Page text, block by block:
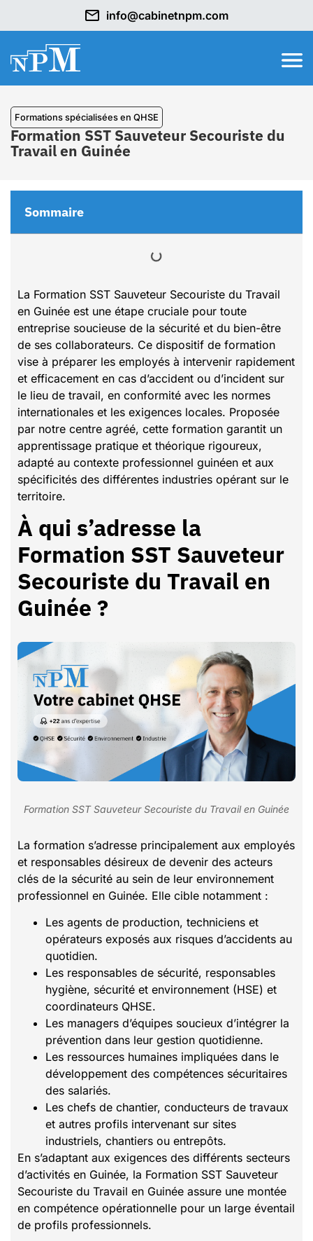
info@cabinetnpm.com
⁠Formations spécialisées en QHSE
Formation SST Sauveteur Secouriste du
Travail en Guinée
La Formation SST Sauveteur Secouriste du Travail
en Guinée est une étape cruciale pour toute
entreprise soucieuse de la sécurité et du bien-être
de ses collaborateurs. Ce dispositif de formation
vise à préparer les employés à intervenir rapidement
et efficacement en cas d’accident ou d’incident sur
le lieu de travail, en conformité avec les normes
internationales et les exigences locales. Proposée
par notre centre agréé, cette formation garantit un
apprentissage pratique et théorique rigoureux,
adapté au contexte professionnel guinéen et aux
spécificités des différentes industries opérant sur le
territoire.
À qui s’adresse la
Formation SST Sauveteur
Secouriste du Travail en
Guinée ?
Formation SST Sauveteur Secouriste du Travail en Guinée
La formation s’adresse principalement aux employés
et responsables désireux de devenir des acteurs
clés de la sécurité au sein de leur environnement
professionnel en Guinée. Elle cible notamment :
Les agents de production, techniciens et
opérateurs exposés aux risques d’accidents au
quotidien.
Les responsables de sécurité, responsables
hygiène, sécurité et environnement (HSE) et
coordinateurs QHSE.
Les managers d’équipes soucieux d’intégrer la
prévention dans leur gestion quotidienne.
Les ressources humaines impliquées dans le
développement des compétences sécuritaires
des salariés.
Les chefs de chantier, conducteurs de travaux
et autres profils intervenant sur sites
industriels, chantiers ou entrepôts.
En s’adaptant aux exigences des différents secteurs
d’activités en Guinée, la Formation SST Sauveteur
Secouriste du Travail en Guinée assure une montée
en compétence opérationnelle pour un large éventail
de profils professionnels.
Sommaire